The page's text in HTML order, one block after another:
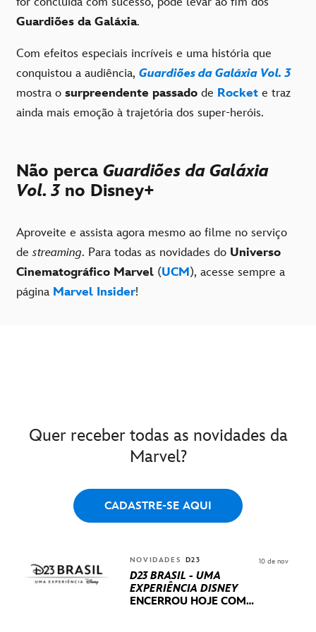
Guardiões da Galáxia.
Com efeitos especiais incríveis e uma história que
conquistou a audiência, Guardiões da Galáxia Vol. 3
mostra o surpreendente passado de Rocket e traz
ainda mais emoção à trajetória dos super-heróis.
Não perca Guardiões da Galáxia
Vol. 3no Disney+
Aproveite e assista agora mesmo ao filme no serviço
destreaming. Para todas as novidades do Universo
Cinematográfico Marvel (UCM), acesse sempre a
página Marvel Insider!
Quer receber todas as novidades da
Marvel?
CADASTRE-SE AQUI
NOVIDADES D23
D23 BRASIL - UMA
EXPERIÊNCIA DISNEY
ENCERROU HOJE COM
10 de nov